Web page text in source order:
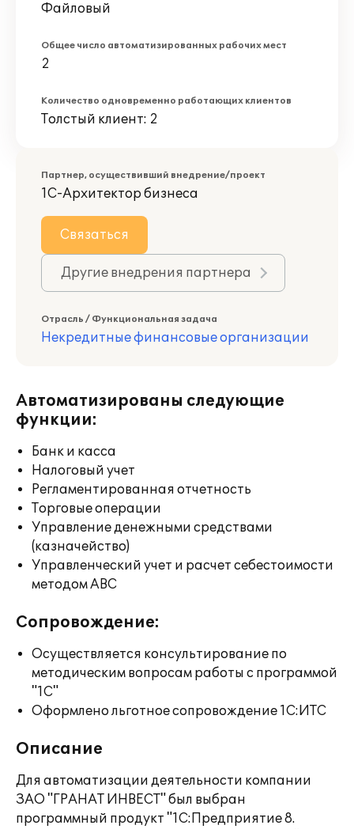
Файловый
Общее число автоматизированных рабочих мест
2
Количество одновременно работающих клиентов
Толстый клиент: 2
Партнер, осуществивший внедрение/проект
1С-Архитектор бизнеса
Связаться
Другие внедрения партнера
Отрасль / Функциональная задача
Некредитные финансовые организации
Автоматизированы следующие
функции:
Банк и касса
Налоговый учет
Регламентированная отчетность
Торговые операции
Управление денежными средствами
(казначейство)
Управленческий учет и расчет себестоимости
методом ABC
Сопровождение:
Осуществляется консультирование по
методическим вопросам работы с программой
"1С"
Оформлено льготное сопровождение 1С:ИТС
Описание
Для автоматизации деятельности компании
ЗАО "ГРАНАТ ИНВЕСТ" был выбран
программный продукт "1С:Предприятие 8.